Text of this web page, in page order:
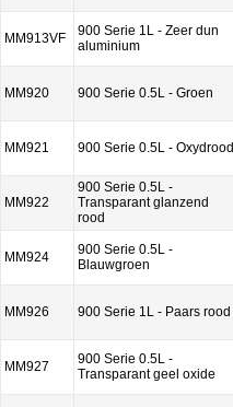
MM913VF
900 Serie 1L - Zeer dun
aluminium
MM920 900 Serie 0.5L - Groen
MM921 900 Serie 0.5L - Oxydrood
MM922
900 Serie 0.5L -
Transparant glanzend
rood
MM924
900 Serie 0.5L -
Blauwgroen
MM926 900 Serie 1L - Paars rood
MM927
900 Serie 0.5L -
Transparant geel oxide